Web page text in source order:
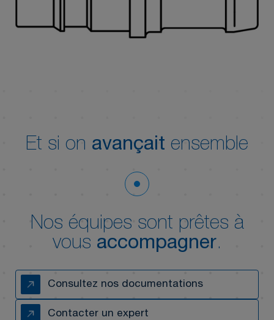
Et si on avançait ensemble
Nos équipes sont prêtes à
vous accompagner.
Consultez nos documentations
Contacter un expert